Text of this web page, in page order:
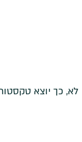
כך יוצא